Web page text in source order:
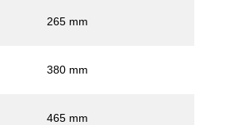
265 mm
380 mm
465 mm